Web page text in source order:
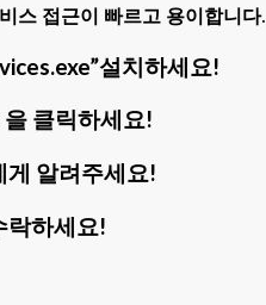
스 접근이 빠르고 용이합니다.
설치하세요!
클릭하세요!
게 알려주세요!
락하세요!